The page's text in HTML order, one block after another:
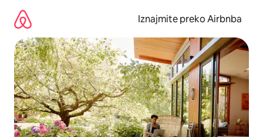
sadržaj
Iznajmite preko Airbnba